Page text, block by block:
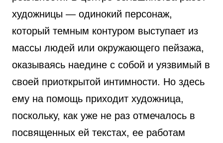
художницы — одинокий персонаж,
который темным контуром выступает из
массы людей или окружающего пейзажа,
оказываясь наедине с собой и уязвимый в
своей приоткрытой интимности. Но здесь
ему на помощь приходит художница,
поскольку, как уже не раз отмечалось в
посвященных ей текстах, ее работам